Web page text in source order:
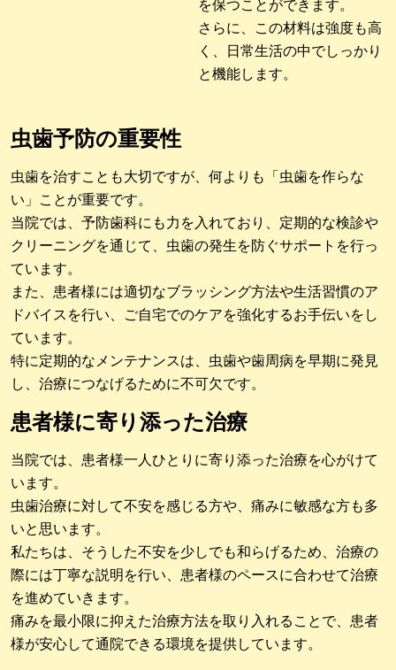
を保つことができます。
さらに、この材料は強度も高
く、日常生活の中でしっかり
と機能します。
虫歯予防の重要性
虫歯を治すことも大切ですが、何よりも「虫歯を作らな
い」ことが重要です。
当院では、予防歯科にも力を入れており、定期的な検診や
クリーニングを通じて、虫歯の発生を防ぐサポートを行っ
ています。
また、患者様には適切なブラッシング方法や生活習慣のア
ドバイスを行い、ご自宅でのケアを強化するお手伝いをし
ています。
特に定期的なメンテナンスは、虫歯や歯周病を早期に発見
し、治療につなげるために不可欠です。
患者様に寄り添った治療
当院では、患者様一人ひとりに寄り添った治療を心がけて
います。
虫歯治療に対して不安を感じる方や、痛みに敏感な方も多
いと思います。
私たちは、そうした不安を少しでも和らげるため、治療の
際には丁寧な説明を行い、患者様のペースに合わせて治療
を進めていきます。
痛みを最小限に抑えた治療方法を取り入れることで、患者
様が安心して通院できる環境を提供しています。